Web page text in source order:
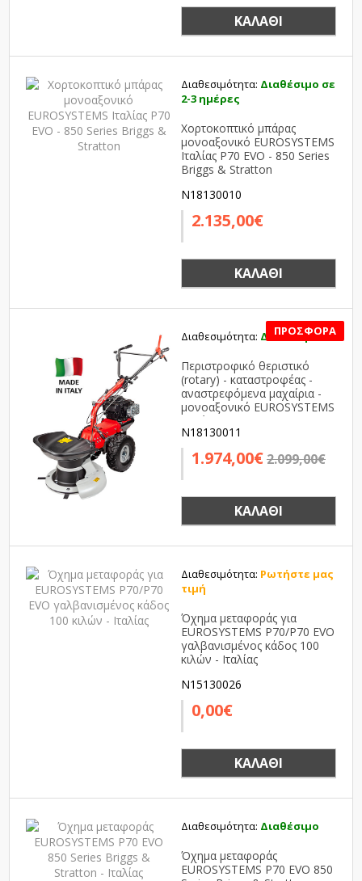
ΚΑΛΆΘΙ
Διαθεσιμότητα: Διαθέσιμο σε
2-3 ημέρες
Χορτοκοπτικό μπάρας
μονοαξονικό EUROSYSTEMS
Ιταλίας P70 EVO - 850 Series
Briggs & Stratton
N18130010
2.135,00€
ΚΑΛΆΘΙ
Διαθεσιμότητα: Διαθέσιμο
Περιστροφικό θεριστικό
(rotary) - καταστροφέας -
αναστρεφόμενα μαχαίρια -
μονοαξονικό EUROSYSTEMS
Ιταλίας P70 EVO - 850 Series
Briggs & Stratton
N18130011
1.974,00€2.099,00€
ΚΑΛΆΘΙ
Διαθεσιμότητα: Ρωτήστε μας
τιμή
Όχημα μεταφοράς για
EUROSYSTEMS P70/P70 EVO
γαλβανισμένος κάδος 100
κιλών - Ιταλίας
N15130026
0,00€
ΚΑΛΆΘΙ
Διαθεσιμότητα: Διαθέσιμο
Όχημα μεταφοράς
EUROSYSTEMS P70 EVO 850